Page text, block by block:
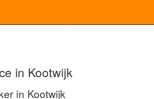
in Kootwijk
in Kootwijk